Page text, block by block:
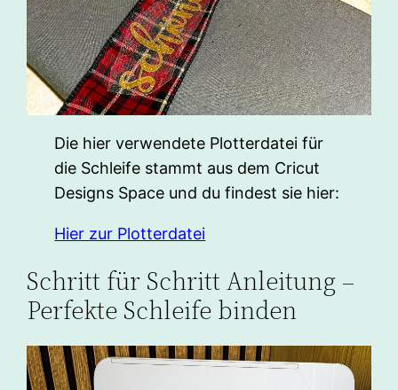
Die hier verwendete Plotterdatei für
die Schleife stammt aus dem Cricut
Designs Space und du findest sie hier:
Hier zur Plotterdatei
Schritt für Schritt Anleitung –
Perfekte Schleife binden